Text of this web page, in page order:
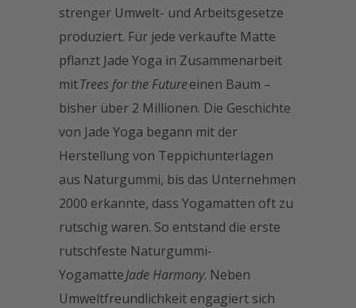
strenger Umwelt- und Arbeitsgesetze
produziert. Für jede verkaufte Matte
pflanzt Jade Yoga in Zusammenarbeit
mitTrees for the Futureeinen Baum –
bisher über 2 Millionen. Die Geschichte
von Jade Yoga begann mit der
Herstellung von Teppichunterlagen
aus Naturgummi, bis das Unternehmen
2000 erkannte, dass Yogamatten oft zu
rutschig waren. So entstand die erste
rutschfeste Naturgummi-
YogamatteJade Harmony. Neben
Umweltfreundlichkeit engagiert sich